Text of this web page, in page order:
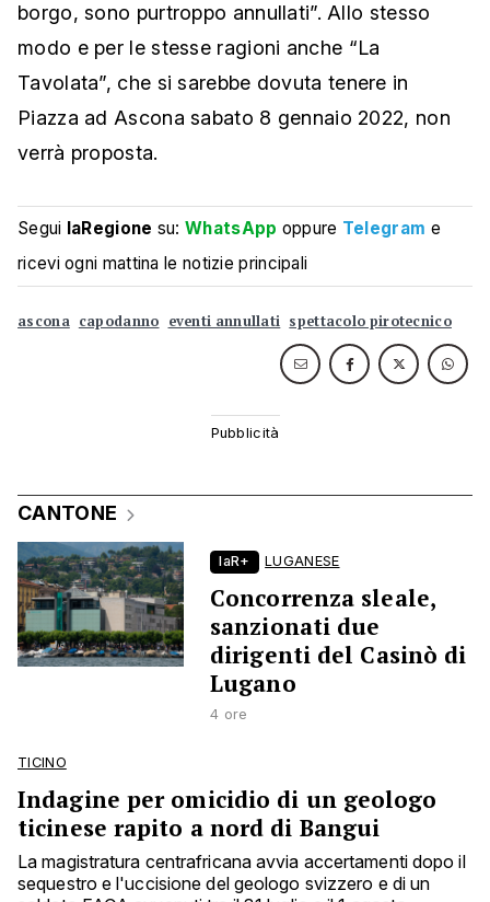
borgo, sono purtroppo annullati”. Allo stesso
modo e per le stesse ragioni anche “La
Tavolata”, che si sarebbe dovuta tenere in
Piazza ad Ascona sabato 8 gennaio 2022, non
verrà proposta.
Segui laRegione su:WhatsApp oppure Telegram e
ricevi ogni mattina le notizie principali
ascona capodanno eventi annullati spettacolo pirotecnico
CANTONE
laR+ LUGANESE
Concorrenza sleale,
sanzionati due
dirigenti del Casinò di
Lugano
4 ore
TICINO
Indagine per omicidio di un geologo
ticinese rapito a nord di Bangui
La magistratura centrafricana avvia accertamenti dopo il
sequestro e l'uccisione del geologo svizzero e di un